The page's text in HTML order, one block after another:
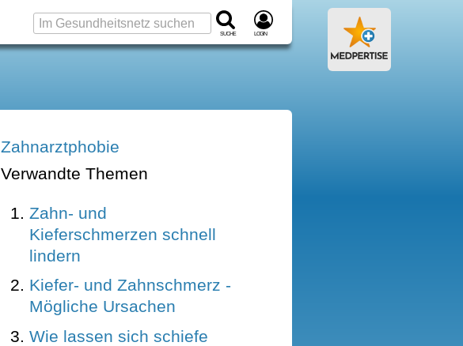
Suche Login
Zahnarztphobie
Verwandte Themen
Zahn- und
Kieferschmerzen schnell
lindern
Kiefer- und Zahnschmerz -
Mögliche Ursachen
Wie lassen sich schiefe